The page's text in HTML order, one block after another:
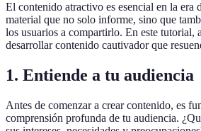
El contenido atractivo es esencial en la era
material que no solo informe, sino que
los usuarios a compartirlo. En este tutorial,
desarrollar contenido cautivador que
1. Entiende a tu audiencia
Antes de comenzar a crear contenido, es
comprensión profunda de tu audiencia.